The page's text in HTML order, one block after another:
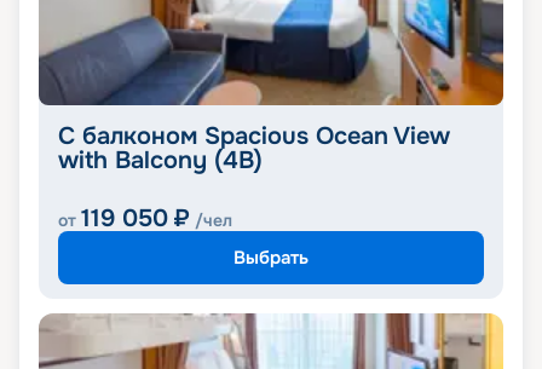
С балконом Spacious Ocean View
with Balcony (4B)
от 119 050 ₽ /чел
Выбрать